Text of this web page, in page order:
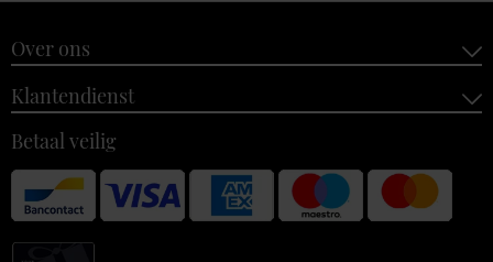
Over ons
Klantendienst
Betaal veilig